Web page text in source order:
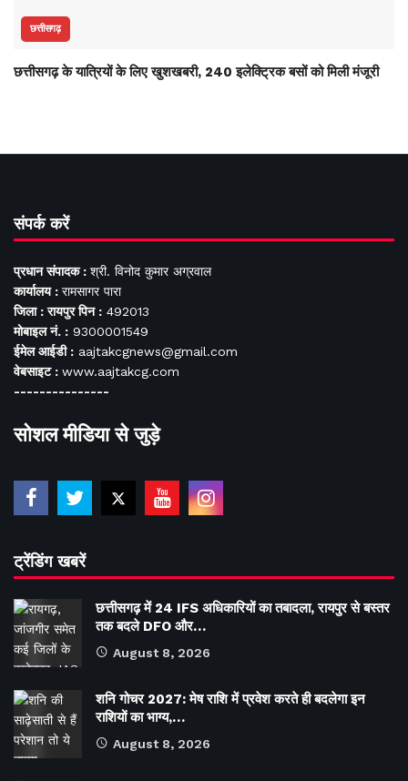
छत्तीसगढ़
छत्तीसगढ़ के यात्रियों के लिए खुशखबरी, 240 इलेक्ट्रिक बसों को मिली मंजूरी
संपर्क करें
प्रधान संपादक : श्री. विनोद कुमार अग्रवाल
कार्यालय : रामसागर पारा
जिला : रायपुर पिन : 492013
मोबाइल नं. : 9300001549
ईमेल आईडी : aajtakcgnews@gmail.com
वेबसाइट : www.aajtakcg.com
---------------
सोशल मीडिया से जुड़े
ट्रेंडिंग खबरें
छत्तीसगढ़ में 24 IFS अधिकारियों का तबादला, रायपुर से बस्तर
तक बदले DFO और…
August 8, 2026
शनि गोचर 2027: मेष राशि में प्रवेश करते ही बदलेगा इन
राशियों का भाग्य,…
August 8, 2026